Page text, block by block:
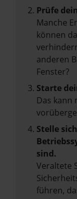
Prüfe
Manche
können
anderen
Fenster?
Starte
Das kann
Stelle
sind.
Veraltete
führen,